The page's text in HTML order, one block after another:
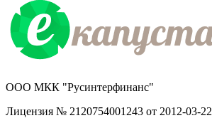
ООО МКК "Русинтерфинанс"
Лицензия № 2120754001243 от 2012-03-22